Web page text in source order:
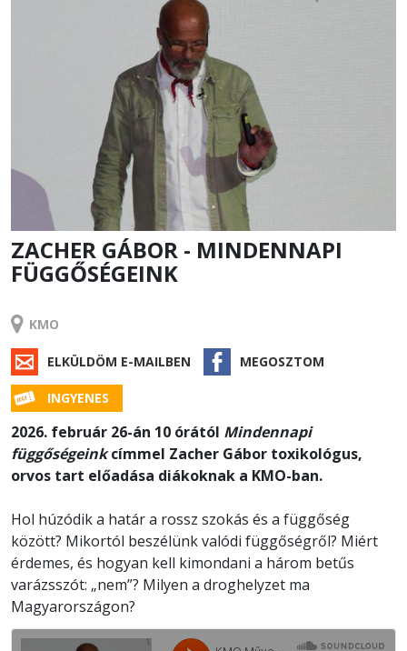
ZACHER GÁBOR - MINDENNAPI
FÜGGŐSÉGEINK
KMO
ELKÜLDÖM E-MAILBEN MEGOSZTOM
INGYENES
2026. február 26-án 10 órától Mindennapi
függőségeinkcímmel Zacher Gábor toxikológus,
orvos tart előadása diákoknak a KMO-ban.
Hol húzódik a határ a rossz szokás és a függőség
között? Mikortól beszélünk valódi függőségről? Miért
érdemes, és hogyan kell kimondani a három betűs
varázsszót: „nem”? Milyen a droghelyzet ma
Magyarországon?